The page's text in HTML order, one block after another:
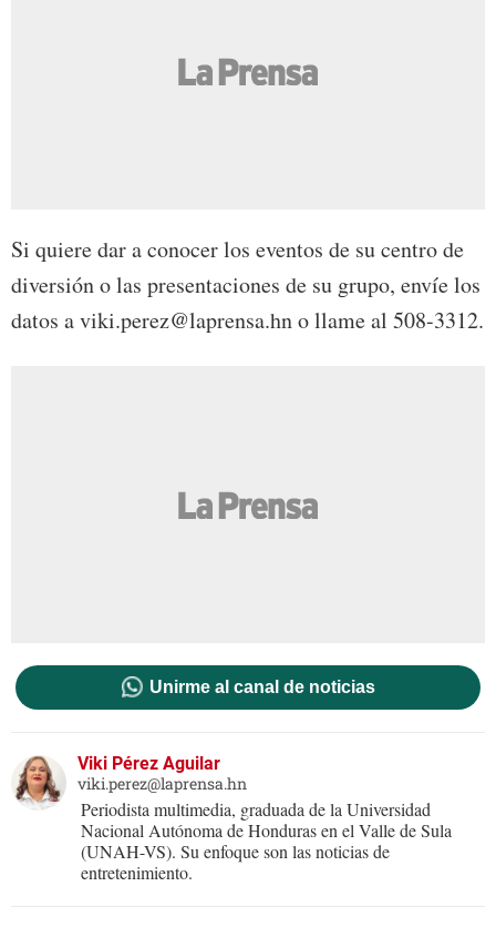
Si quiere dar a conocer los eventos de su centro de
diversión o las presentaciones de su grupo, envíe los
datos a viki.perez@laprensa.hn o llame al 508-3312.
Unirme al canal de noticias
Viki Pérez Aguilar
viki.perez@laprensa.hn
Periodista multimedia, graduada de la Universidad
Nacional Autónoma de Honduras en el Valle de Sula
(UNAH-VS). Su enfoque son las noticias de
entretenimiento.